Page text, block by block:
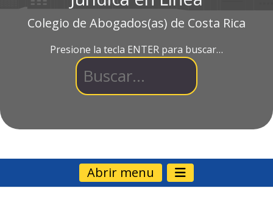
Colegio de Abogados(as) de Costa Rica
Presione la tecla ENTER para buscar…
Abrir menu